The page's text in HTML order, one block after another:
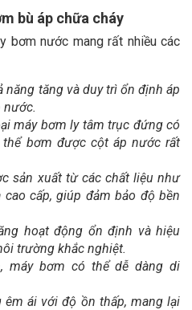
bù áp chữa cháy
bơm nước mang rất nhiều các
năng tăng và duy trì ổn định áp
nước.
máy bơm ly tâm trục đứng có
thể bơm được cột áp nước rất
sản xuất từ các chất liệu như
cấp, giúp đảm bảo độ bền
hoạt động ổn định và hiệu
trường khắc nghiệt.
máy bơm có thể dễ dàng di
ái với độ ồn thấp, mang lại